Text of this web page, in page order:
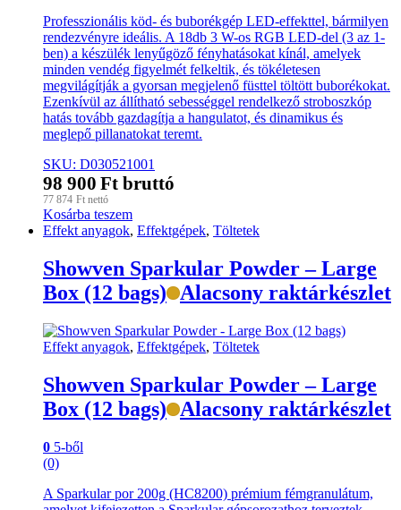
Professzionális köd- és buborékgép LED-effekttel, bármilyen
rendezvényre ideális. A 18db 3 W-os RGB LED-del (3 az 1-
ben) a készülék lenyűgöző fényhatásokat kínál, amelyek
minden vendég figyelmét felkeltik, és tökéletesen
megvilágítják a gyorsan megjelenő füsttel töltött buborékokat.
Ezenkívül az állítható sebességgel rendelkező stroboszkóp
hatás tovább gazdagítja a hangulatot, és dinamikus és
meglepő pillanatokat teremt.
SKU: D030521001
98 900 Ft bruttó
77 874 Ft nettó
Kosárba teszem
Effekt anyagok, Effektgépek, Töltetek
Showven Sparkular Powder – Large
Box (12 bags)
Alacsony raktárkészlet
Effekt anyagok, Effektgépek, Töltetek
Showven Sparkular Powder – Large
Box (12 bags)
Alacsony raktárkészlet
0 5-ből
(0)
A Sparkular por 200g (HC8200) prémium fémgranulátum,